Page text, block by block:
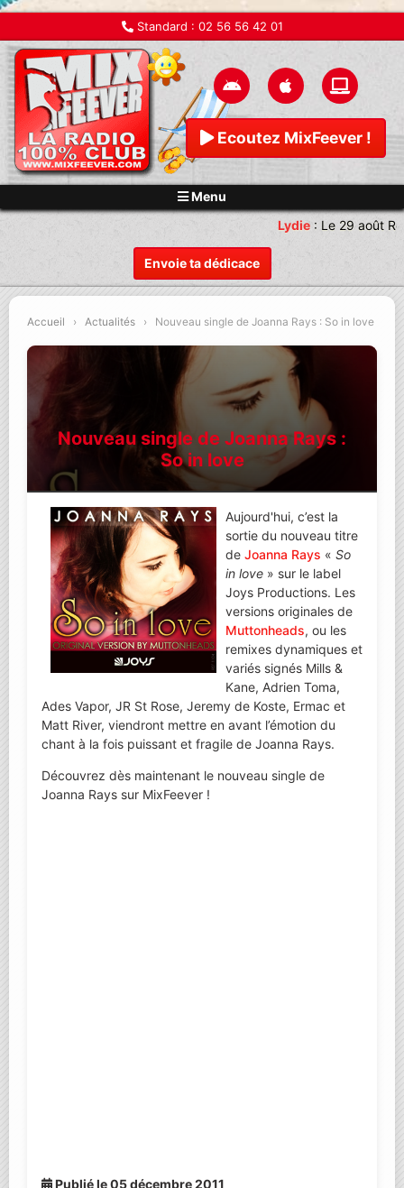
Standard : 02 56 56 42 01
Ecoutez MixFeever !
Menu
Envoie ta dédicace
Lydie:Le 29 août
Accueil › Actualités › Nouveau single de Joanna Rays : So in love
Nouveau single de Joanna Rays :
So in love
Aujourd'hui, c’est la
sortie du nouveau titre
de Joanna Rays « So
in love » sur le label
Joys Productions. Les
versions originales de
Muttonheads, ou les
remixes dynamiques et
variés signés Mills &
Kane, Adrien Toma,
Ades Vapor, JR St Rose, Jeremy de Koste, Ermac et
Matt River, viendront mettre en avant l’émotion du
chant à la fois puissant et fragile de Joanna Rays.
Découvrez dès maintenant le nouveau single de
Joanna Rays sur MixFeever !
Publié le 05 décembre 2011